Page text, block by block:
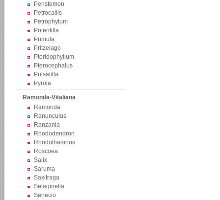
Penstemon
Petrocallis
Petrophytum
Potentilla
Primula
Pritzelago
Pteridophyllum
Pterocephalus
Pulsatilla
Pyrola
Ramonda-Vitaliana
Ramonda
Ranunculus
Ranzania
Rhododendron
Rhodothamnus
Roscoea
Salix
Saruma
Saxifraga
Selaginella
Senecio